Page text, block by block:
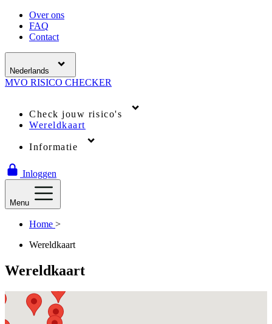
Over ons
FAQ
Contact
Nederlands
MVO RISICO CHECKER
Check jouw risico's
Wereldkaart
Informatie
Inloggen
Menu
Home >
Wereldkaart
Wereldkaart